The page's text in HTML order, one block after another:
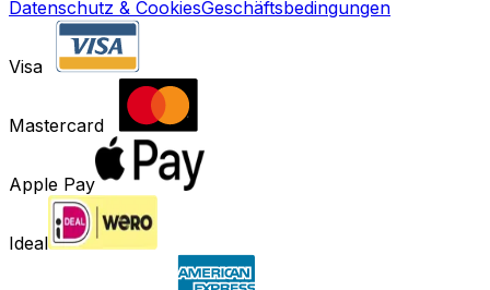
Datenschutz & CookiesGeschäftsbedingungen
Visa
Mastercard
Apple Pay
Ideal